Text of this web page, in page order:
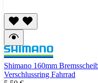
Shimano 160mm
Verschlussring Fahrrad